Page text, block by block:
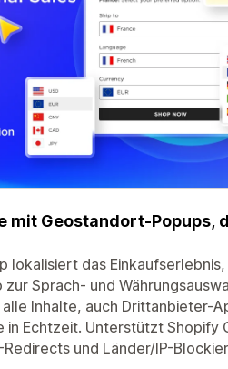
mit Geostandort-Popups,
lokalisiert das
Sprach- und
Inhalte, auch Drittanbieter-
in Echtzeit. Unterstützt
und Länder/IP-